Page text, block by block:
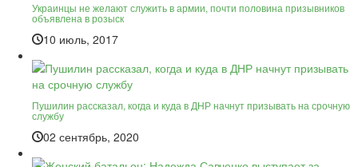
Украинцы не желают служить в армии, почти половина призывников
объявлена в розыск
10 июль, 2017
Пушилин рассказал, когда и куда в ДНР начнут призывать на срочную
службу
02 сентябрь, 2020